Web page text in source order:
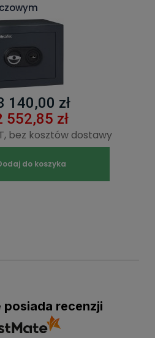
140,00 zł
552,85 zł
bez kosztów dostawy
do koszyka
posiada recenzji